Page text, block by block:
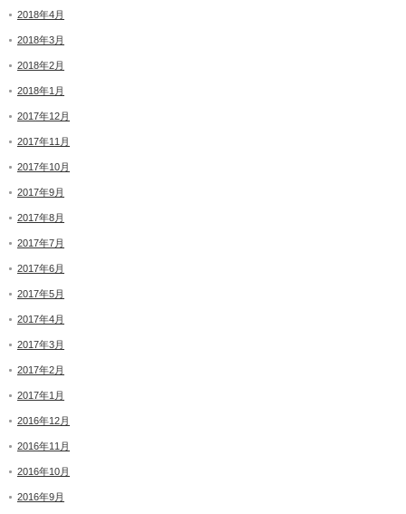
2018年4月
2018年3月
2018年2月
2018年1月
2017年12月
2017年11月
2017年10月
2017年9月
2017年8月
2017年7月
2017年6月
2017年5月
2017年4月
2017年3月
2017年2月
2017年1月
2016年12月
2016年11月
2016年10月
2016年9月